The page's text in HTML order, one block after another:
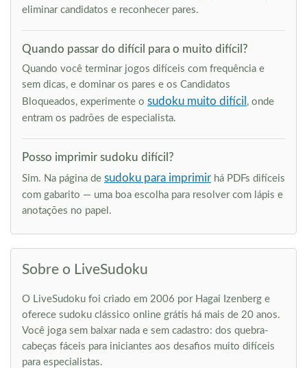
eliminar candidatos e reconhecer pares.
Quando passar do difícil para o muito difícil?
Quando você terminar jogos difíceis com frequência e
sem dicas, e dominar os pares e os Candidatos
Bloqueados, experimente o sudoku muito difícil , onde
entram os padrões de especialista.
Posso imprimir sudoku difícil?
Sim. Na página de sudoku para imprimir há PDFs difíceis
com gabarito — uma boa escolha para resolver com lápis e
anotações no papel.
Sobre o LiveSudoku
O LiveSudoku foi criado em 2006 por Hagai Izenberg e
oferece sudoku clássico online grátis há mais de 20 anos.
Você joga sem baixar nada e sem cadastro: dos quebra-
cabeças fáceis para iniciantes aos desafios muito difíceis
para especialistas.